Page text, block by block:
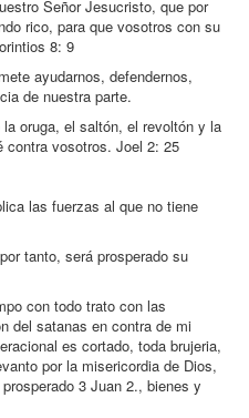
Señor Jesucristo, que por
rico, para que vosotros con su
8: 9
ayudarnos, defendernos,
de nuestra parte.
oruga, el saltón, el revoltón y la
contra vosotros. Joel 2: 25
las fuerzas al que no tiene
tanto, será prosperado su
con todo trato con las
del satanas en contra de mi
es cortado, toda brujeria,
por la misericordia de Dios,
3 Juan 2., bienes y